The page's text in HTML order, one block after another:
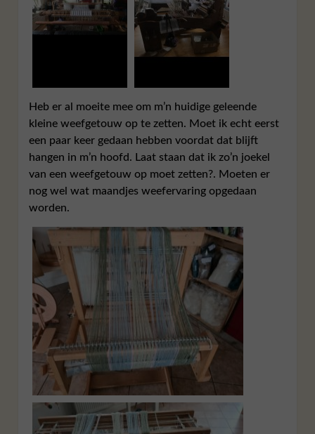
Heb er al moeite mee om m’n huidige geleende
kleine weefgetouw op te zetten. Moet ik echt eerst
een paar keer gedaan hebben voordat dat blijft
hangen in m’n hoofd. Laat staan dat ik zo’n joekel
van een weefgetouw op moet zetten?. Moeten er
nog wel wat maandjes weefervaring opgedaan
worden.